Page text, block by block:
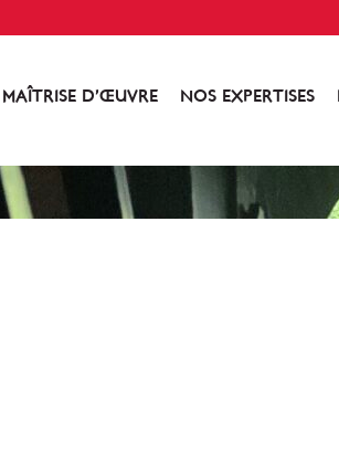
MAÎTRISE D’ŒUVRE NOS EXPERTISES